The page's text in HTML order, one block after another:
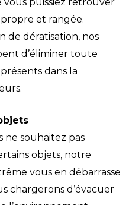
et rangée.
de dératisation, nos
d’éliminer toute
dans la
ne souhaitez pas
objets, notre
vous en débarrasse
chargerons d’évacuer